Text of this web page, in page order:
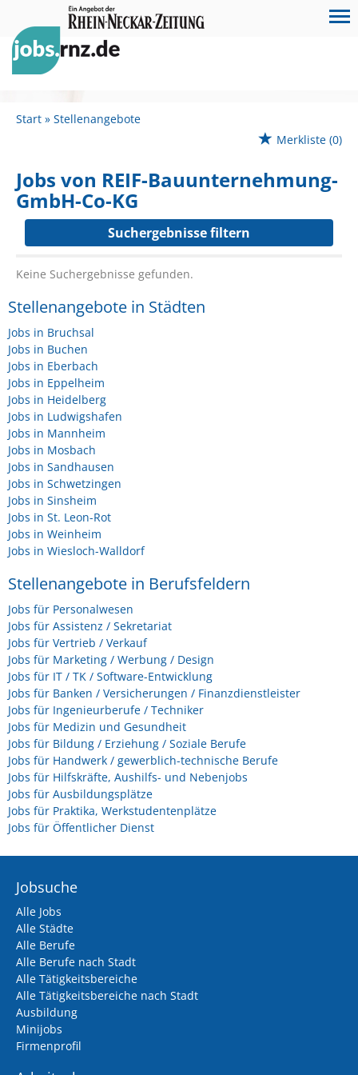
Start
Stellenangebote
Merkliste (0)
Jobs von REIF-Bauunternehmung-
GmbH-Co-KG
Suchergebnisse filtern
Keine Suchergebnisse gefunden.
Stellenangebote in Städten
Jobs in Bruchsal
Jobs in Buchen
Jobs in Eberbach
Jobs in Eppelheim
Jobs in Heidelberg
Jobs in Ludwigshafen
Jobs in Mannheim
Jobs in Mosbach
Jobs in Sandhausen
Jobs in Schwetzingen
Jobs in Sinsheim
Jobs in St. Leon-Rot
Jobs in Weinheim
Jobs in Wiesloch-Walldorf
Stellenangebote in Berufsfeldern
Jobs für Personalwesen
Jobs für Assistenz / Sekretariat
Jobs für Vertrieb / Verkauf
Jobs für Marketing / Werbung / Design
Jobs für IT / TK / Software-Entwicklung
Jobs für Banken / Versicherungen / Finanzdienstleister
Jobs für Ingenieurberufe / Techniker
Jobs für Medizin und Gesundheit
Jobs für Bildung / Erziehung / Soziale Berufe
Jobs für Handwerk / gewerblich-technische Berufe
Jobs für Hilfskräfte, Aushilfs- und Nebenjobs
Jobs für Ausbildungsplätze
Jobs für Praktika, Werkstudentenplätze
Jobs für Öffentlicher Dienst
Jobsuche
Alle Jobs
Alle Städte
Alle Berufe
Alle Berufe nach Stadt
Alle Tätigkeitsbereiche
Alle Tätigkeitsbereiche nach Stadt
Ausbildung
Minijobs
Firmenprofil